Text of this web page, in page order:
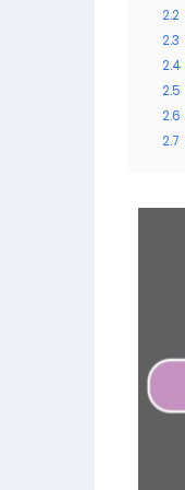
2.2
2.3
2.4
2.5
2.6
2.7